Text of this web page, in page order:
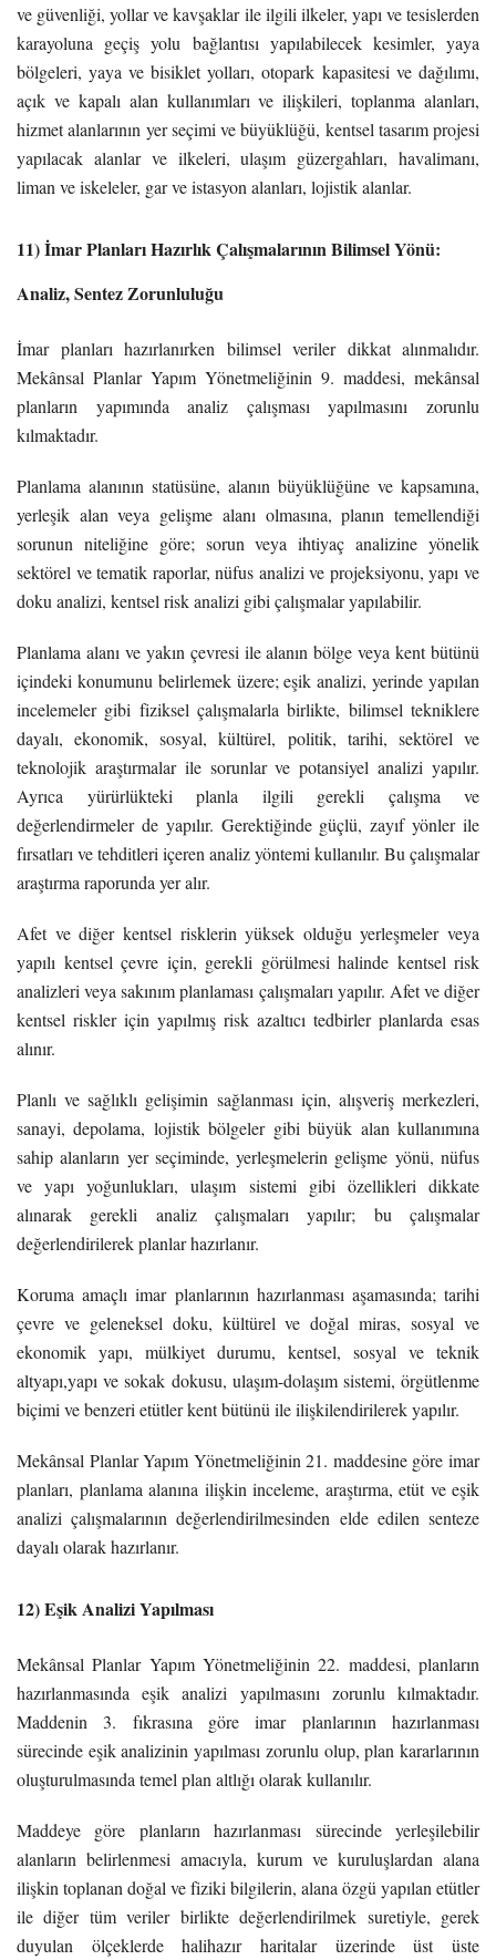
ve güvenliği, yollar ve kavşaklar ile ilgili ilkeler, yapı ve tesislerden
karayoluna geçiş yolu bağlantısı yapılabilecek kesimler, yaya
bölgeleri, yaya ve bisiklet yolları, otopark kapasitesi ve dağılımı,
açık ve kapalı alan kullanımları ve ilişkileri, toplanma alanları,
hizmet alanlarının yer seçimi ve büyüklüğü, kentsel tasarım projesi
yapılacak alanlar ve ilkeleri, ulaşım güzergahları, havalimanı,
liman ve iskeleler, gar ve istasyon alanları, lojistik alanlar.
11) İmar Planları Hazırlık Çalışmalarının Bilimsel Yönü:
Analiz, Sentez Zorunluluğu
İmar planları hazırlanırken bilimsel veriler dikkat alınmalıdır.
Mekânsal Planlar Yapım Yönetmeliğinin 9. maddesi, mekânsal
planların yapımında analiz çalışması yapılmasını zorunlu
kılmaktadır.
Planlama alanının statüsüne, alanın büyüklüğüne ve kapsamına,
yerleşik alan veya gelişme alanı olmasına, planın temellendiği
sorunun niteliğine göre; sorun veya ihtiyaç analizine yönelik
sektörel ve tematik raporlar, nüfus analizi ve projeksiyonu, yapı ve
doku analizi, kentsel risk analizi gibi çalışmalar yapılabilir.
Planlama alanı ve yakın çevresi ile alanın bölge veya kent bütünü
içindeki konumunu belirlemek üzere; eşik analizi, yerinde yapılan
incelemeler gibi fiziksel çalışmalarla birlikte, bilimsel tekniklere
dayalı, ekonomik, sosyal, kültürel, politik, tarihi, sektörel ve
teknolojik araştırmalar ile sorunlar ve potansiyel analizi yapılır.
Ayrıca yürürlükteki planla ilgili gerekli çalışma ve
değerlendirmeler de yapılır. Gerektiğinde güçlü, zayıf yönler ile
fırsatları ve tehditleri içeren analiz yöntemi kullanılır. Bu çalışmalar
araştırma raporunda yer alır.
Afet ve diğer kentsel risklerin yüksek olduğu yerleşmeler veya
yapılı kentsel çevre için, gerekli görülmesi halinde kentsel risk
analizleri veya sakınım planlaması çalışmaları yapılır. Afet ve diğer
kentsel riskler için yapılmış risk azaltıcı tedbirler planlarda esas
alınır.
Planlı ve sağlıklı gelişimin sağlanması için, alışveriş merkezleri,
sanayi, depolama, lojistik bölgeler gibi büyük alan kullanımına
sahip alanların yer seçiminde, yerleşmelerin gelişme yönü, nüfus
ve yapı yoğunlukları, ulaşım sistemi gibi özellikleri dikkate
alınarak gerekli analiz çalışmaları yapılır; bu çalışmalar
değerlendirilerek planlar hazırlanır.
Koruma amaçlı imar planlarının hazırlanması aşamasında; tarihi
çevre ve geleneksel doku, kültürel ve doğal miras, sosyal ve
ekonomik yapı, mülkiyet durumu, kentsel, sosyal ve teknik
altyapı,yapı ve sokak dokusu, ulaşım-dolaşım sistemi, örgütlenme
biçimi ve benzeri etütler kent bütünü ile ilişkilendirilerek yapılır.
Mekânsal Planlar Yapım Yönetmeliğinin 21. maddesine göre imar
planları, planlama alanına ilişkin inceleme, araştırma, etüt ve eşik
analizi çalışmalarının değerlendirilmesinden elde edilen senteze
dayalı olarak hazırlanır.
12) Eşik Analizi Yapılması
Mekânsal Planlar Yapım Yönetmeliğinin 22. maddesi, planların
hazırlanmasında eşik analizi yapılmasını zorunlu kılmaktadır.
Maddenin 3. fıkrasına göre imar planlarının hazırlanması
sürecinde eşik analizinin yapılması zorunlu olup, plan kararlarının
oluşturulmasında temel plan altlığı olarak kullanılır.
Maddeye göre planların hazırlanması sürecinde yerleşilebilir
alanların belirlenmesi amacıyla, kurum ve kuruluşlardan alana
ilişkin toplanan doğal ve fiziki bilgilerin, alana özgü yapılan etütler
ile diğer tüm veriler birlikte değerlendirilmek suretiyle, gerek
duyulan ölçeklerde halihazır haritalar üzerinde üst üste